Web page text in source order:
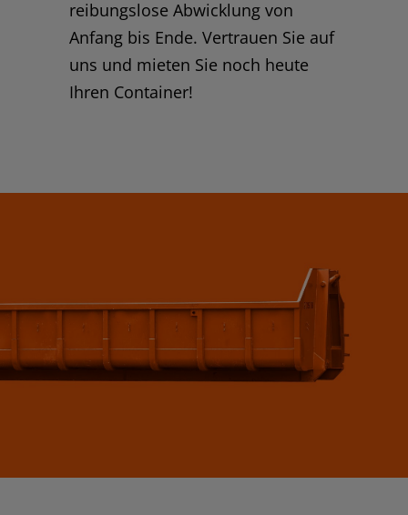
reibungslose Abwicklung von
Anfang bis Ende. Vertrauen Sie auf
uns und mieten Sie noch heute
Ihren Container!